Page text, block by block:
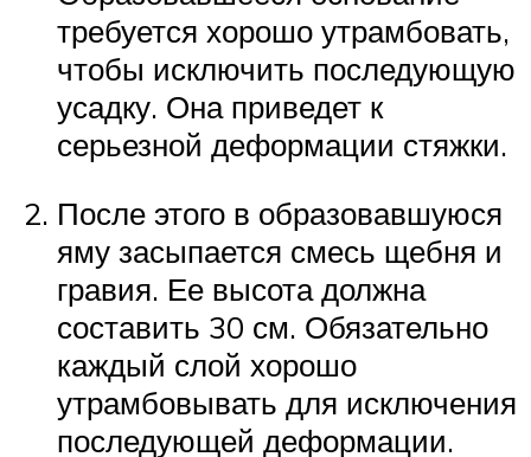
требуется хорошо утрамбовать,
чтобы исключить последующую
усадку. Она приведет к
серьезной деформации стяжки.
После этого в образовавшуюся
яму засыпается смесь щебня и
гравия. Ее высота должна
составить 30 см. Обязательно
каждый слой хорошо
утрамбовывать для исключения
последующей деформации.